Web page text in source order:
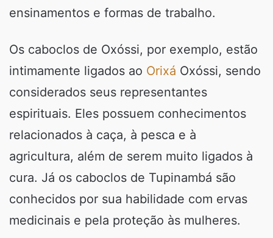
ensinamentos e formas de trabalho.
Os caboclos de Oxóssi, por exemplo, estão
intimamente ligados ao Orixá Oxóssi, sendo
considerados seus representantes
espirituais. Eles possuem conhecimentos
relacionados à caça, à pesca e à
agricultura, além de serem muito ligados à
cura. Já os caboclos de Tupinambá são
conhecidos por sua habilidade com ervas
medicinais e pela proteção às mulheres.